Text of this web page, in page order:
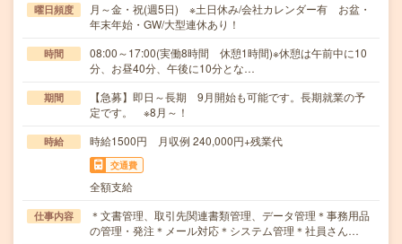
曜日頻度
月～金・祝(週5日) ※土日休み/会社カレンダー有 お盆・
年末年始・GW/大型連休あり！
時間
08:00～17:00(実働8時間 休憩1時間)※休憩は午前中に10
分、お昼40分、午後に10分とな…
期間
【急募】即日～長期 9月開始も可能です。長期就業の予
定です。 ※8月～！
時給 時給1500円 月収例 240,000円+残業代
交通費
全額支給
仕事内容
＊文書管理、取引先関連書類管理、データ管理＊事務用品
の管理・発注＊メール対応＊システム管理＊社員さん…